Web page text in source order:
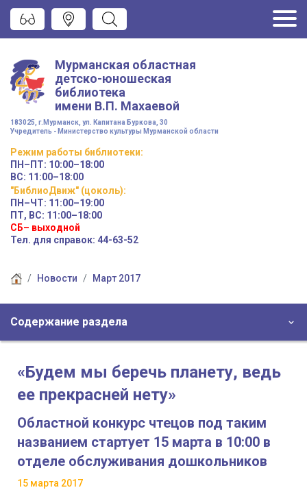
Мурманская областная
детско-юношеская
библиотека
имени В.П. Махаевой
183025, г.Мурманск, ул. Капитана Буркова, 30
Учредитель - Министерство культуры Мурманской области
Режим работы библиотеки:
ПН–ПТ: 10:00–18:00
ВС: 11:00–18:00
"БиблиоДвиж" (цоколь):
ПН–ЧТ: 11:00–19:00
ПТ, ВС: 11:00–18:00
СБ– выходной
Тел. для справок: 44-63-52
Новости Март 2017
Содержание раздела
«Будем мы беречь планету, ведь
ее прекрасней нету»
Областной конкурс чтецов под таким
названием стартует 15 марта в 10:00 в
отделе обслуживания дошкольников
15 марта 2017